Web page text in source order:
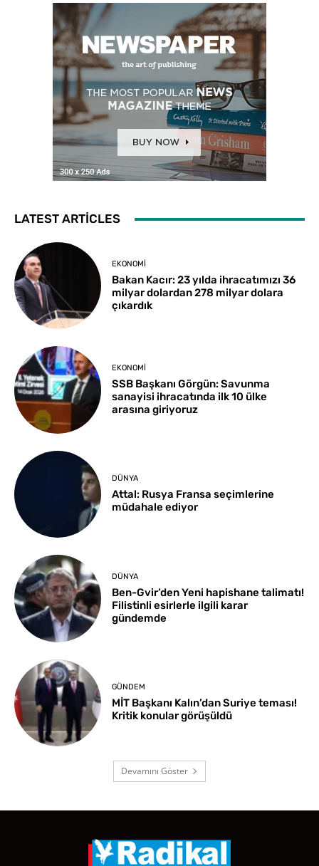
LATEST ARTICLES
EKONOMI
Bakan Kacır: 23 yılda ihracatımızı 36
milyar dolardan 278 milyar dolara
çıkardık
EKONOMI
SSB Başkanı Görgün: Savunma
sanayisi ihracatında ilk 10 ülke
arasına giriyoruz
DÜNYA
Attal: Rusya Fransa seçimlerine
müdahale ediyor
DÜNYA
Ben-Gvir’den Yeni hapishane talimatı!
Filistinli esirlerle ilgili karar
gündemde
GÜNDEM
MİT Başkanı Kalın’dan Suriye teması!
Kritik konular görüşüldü
Devamını Göster